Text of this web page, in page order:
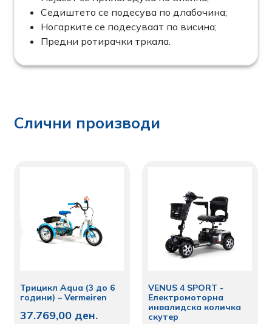
Седиштето се подесува по длабочина;
Ногарките се подесуваат по висина;
Предни ротирачки тркала.
Слични производи
Трицикл Aqua (3 до 6
години) – Vermeiren
37.769,00 ден.
VENUS 4 SPORT -
Електромоторна
инвалидска количка
скутер